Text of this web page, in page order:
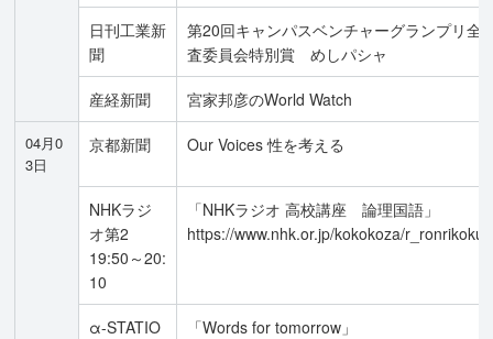
日刊工業新
聞
第20回キャンパスベンチャーグランプリ
査委員会特別賞 めしパシャ
産経新聞 宮家邦彦のWorld Watch
04月0
3日
京都新聞 Our Voices 性を考える
NHKラジ
オ第2
19:50～20:
10
「NHKラジオ 高校講座 論理国語」
https://www.nhk.or.jp/kokokoza/
α-STATIO
「Words for tomorrow」